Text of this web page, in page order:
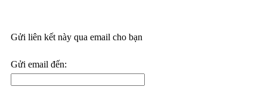
Gửi liên kết này qua email cho bạn
Gửi email đến: